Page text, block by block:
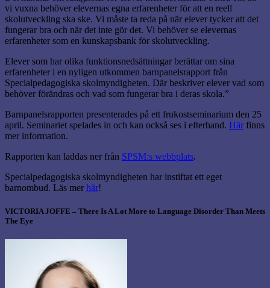
vi vuxna behöver elevernas egna er­farenheter för att en reell
skolutveckling ska ske. Vi måste ta reda på när elever tycker att det
fungerar bra och när det inte gör det. Vi behöver se elevernas
erfarenheter som en kunskapsbank för skolutveckling.
Elever som har olika funktionsnedsättningar berättar om sina
erfarenheter i en nyligen utkommen barn­panelsrapport från
Specialpedagogiska skolmyndigheten. Där beskriver elever vad som
behöver förändras och vad som fungerar bra i deras skola.”
Barnpanelsrapporten presenterades på ett frukostseminarium den 25
april. Seminariet spelades in och kan också ses i efterhand. Här finns
mer information.
Rapporten kan laddas ner från SPSM:s webbplats.
Specialpedagogiska skolmyndigheten har instiftat ett eget
barnombud. Läs mer här!
VICTORIA JOFFE – There Is A Lot More to Language Disorder Than Meets
The Eye